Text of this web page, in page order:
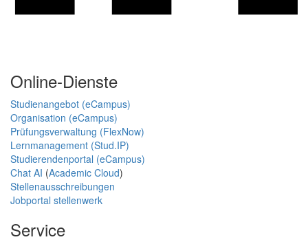
Online-Dienste
Studienangebot (eCampus)
Organisation (eCampus)
Prüfungsverwaltung (FlexNow)
Lernmanagement (Stud.IP)
Studierendenportal (eCampus)
Chat AI (Academic Cloud)
Stellenausschreibungen
Jobportal stellenwerk
Service